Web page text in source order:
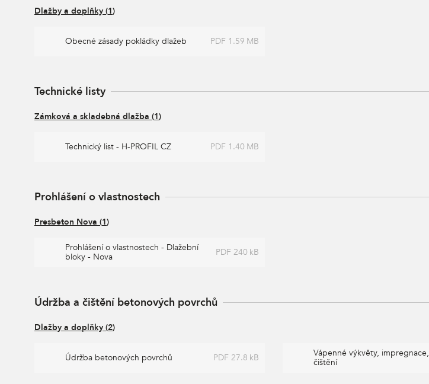
Dlažby a doplňky (1)
Obecné zásady pokládky dlažeb PDF 1.59 MB
Technické listy
Zámková a skladebná dlažba (1)
Technický list - H-PROFIL CZ PDF 1.40 MB
Prohlášení o vlastnostech
Presbeton Nova (1)
Prohlášení o vlastnostech - Dlažební
bloky - Nova
PDF 240 kB
Údržba a čištění betonových povrchů
Dlažby a doplňky (2)
Údržba betonových povrchů PDF 27.8 kB
Vápenné výkvěty, impregnace,
čištění